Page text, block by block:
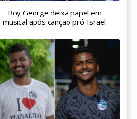
Boy George deixa papel em
musical após canção pró-Israel